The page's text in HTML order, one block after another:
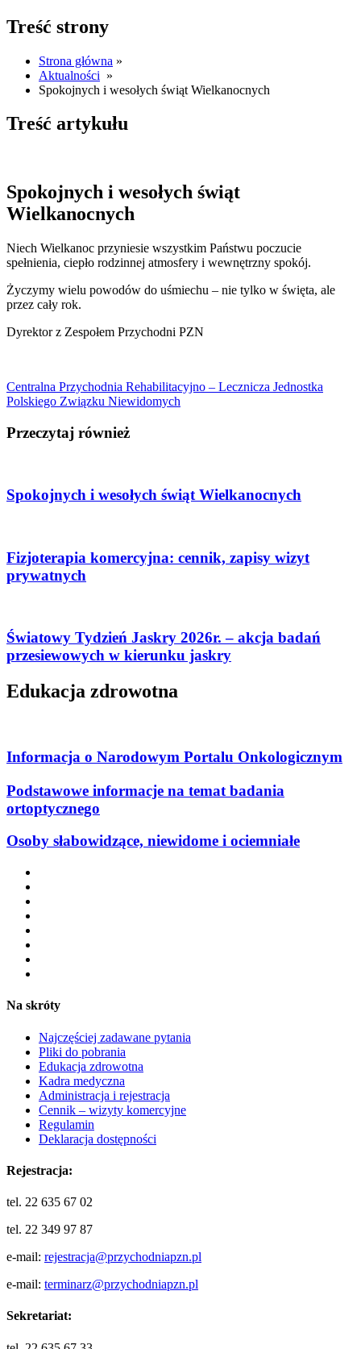
Treść strony
Strona główna »
Aktualności »
Spokojnych i wesołych świąt Wielkanocnych
Treść artykułu
Spokojnych i wesołych świąt
Wielkanocnych
Niech Wielkanoc przyniesie wszystkim Państwu poczucie
spełnienia, ciepło rodzinnej atmosfery i wewnętrzny spokój.
Życzymy wielu powodów do uśmiechu – nie tylko w święta, ale
przez cały rok.
Dyrektor z Zespołem Przychodni PZN
Centralna Przychodnia Rehabilitacyjno – Lecznicza Jednostka
Polskiego Związku Niewidomych
Przeczytaj również
Spokojnych i wesołych świąt Wielkanocnych
Fizjoterapia komercyjna: cennik, zapisy wizyt
prywatnych
Światowy Tydzień Jaskry 2026r. – akcja badań
przesiewowych w kierunku jaskry
Edukacja zdrowotna
Informacja o Narodowym Portalu Onkologicznym
Podstawowe informacje na temat badania
ortoptycznego
Osoby słabowidzące, niewidome i ociemniałe
Na skróty
Najczęściej zadawane pytania
Pliki do pobrania
Edukacja zdrowotna
Kadra medyczna
Administracja i rejestracja
Cennik – wizyty komercyjne
Regulamin
Deklaracja dostępności
Rejestracja:
tel. 22 635 67 02
tel. 22 349 97 87
e-mail: rejestracja@przychodniapzn.pl
e-mail: terminarz@przychodniapzn.pl
Sekretariat: